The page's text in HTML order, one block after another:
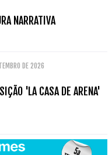
NARRATIVA
DE 2026
'LA CASA DE ARENA'